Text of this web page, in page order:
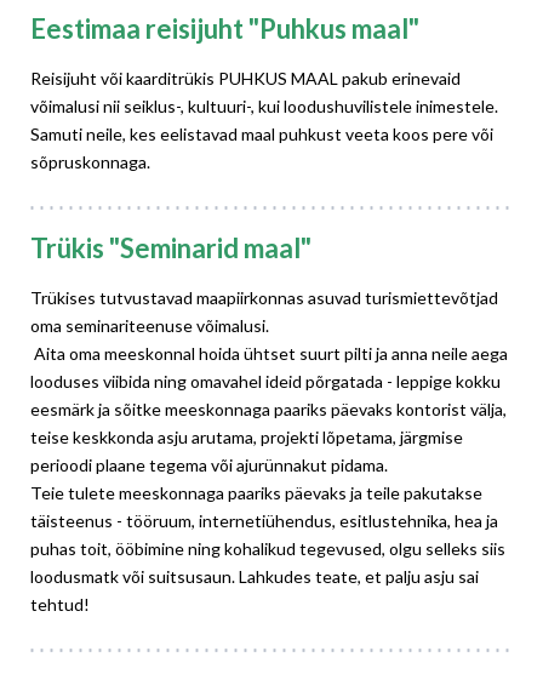
Eestimaa reisijuht "Puhkus maal"
Reisijuht või kaarditrükis PUHKUS MAAL pakub erinevaid
võimalusi nii seiklus-, kultuuri-, kui loodushuvilistele inimestele.
Samuti neile, kes eelistavad maal puhkust veeta koos pere või
sõpruskonnaga.
Trükis "Seminarid maal"
Trükises tutvustavad maapiirkonnas asuvad turismiettevõtjad
oma seminariteenuse võimalusi.
Aita oma meeskonnal hoida ühtset suurt pilti ja anna neile aega
looduses viibida ning omavahel ideid põrgatada - leppige kokku
eesmärk ja sõitke meeskonnaga paariks päevaks kontorist välja,
teise keskkonda asju arutama, projekti lõpetama, järgmise
perioodi plaane tegema või ajurünnakut pidama.
Teie tulete meeskonnaga paariks päevaks ja teile pakutakse
täisteenus - tööruum, internetiühendus, esitlustehnika, hea ja
puhas toit, ööbimine ning kohalikud tegevused, olgu selleks siis
loodusmatk või suitsusaun. Lahkudes teate, et palju asju sai
tehtud!